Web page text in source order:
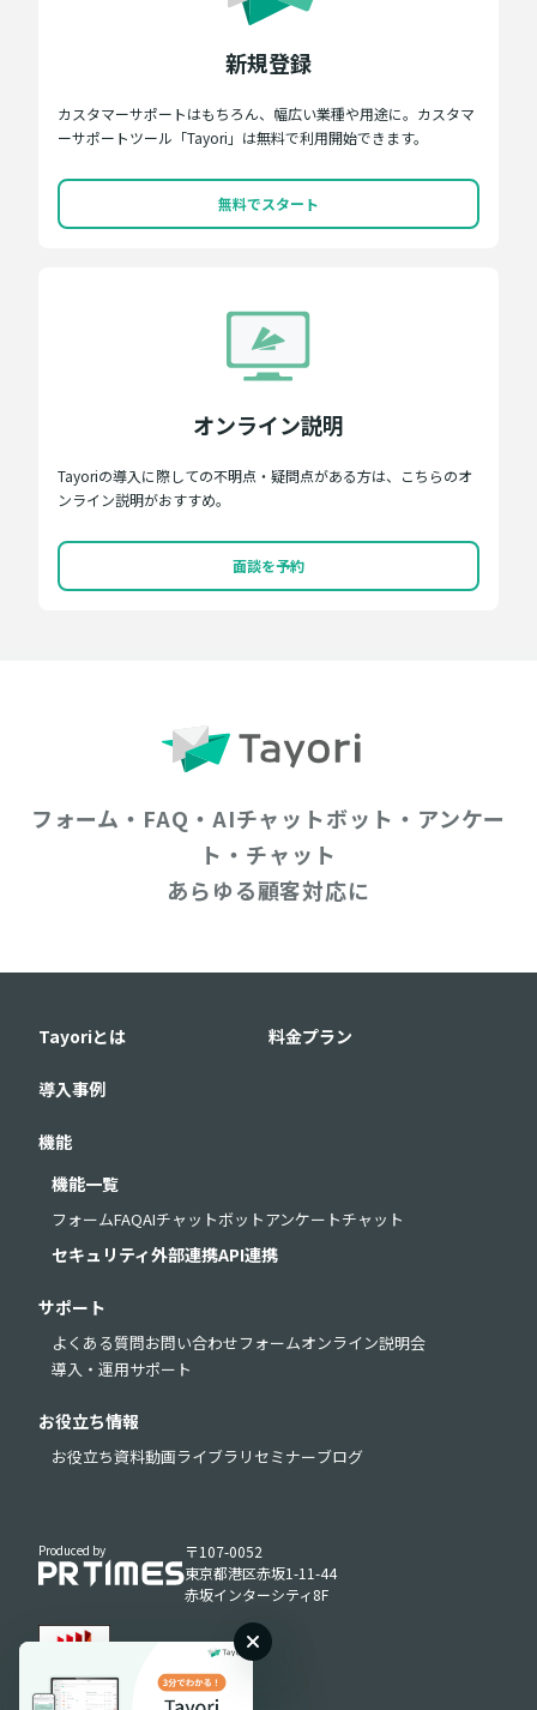
新規登録
カスタマーサポートはもちろん、幅広い業種や用途に。カスタマ
ーサポートツール「Tayori」は無料で利用開始できます。
無料でスタート
オンライン説明
Tayoriの導入に際しての不明点・疑問点がある方は、こちらのオ
ンライン説明がおすすめ。
面談を予約
フォーム・FAQ・AIチャットボット・アンケー
ト・チャット
あらゆる顧客対応に
Tayoriとは 料金プラン
導入事例
機能
機能一覧
フォームFAQAIチャットボットアンケートチャット
セキュリティ外部連携API連携
サポート
よくある質問お問い合わせフォームオンライン説明会
導入・運用サポート
お役立ち情報
お役立ち資料動画ライブラリ セミナーブログ
Produced by
〒107-0052
東京都港区赤坂1-11-44
赤坂インターシティ8F